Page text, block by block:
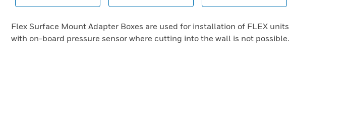
Flex Surface Mount Adapter Boxes are used for installation of FLEX units
with on-board pressure sensor where cutting into the wall is not possible.